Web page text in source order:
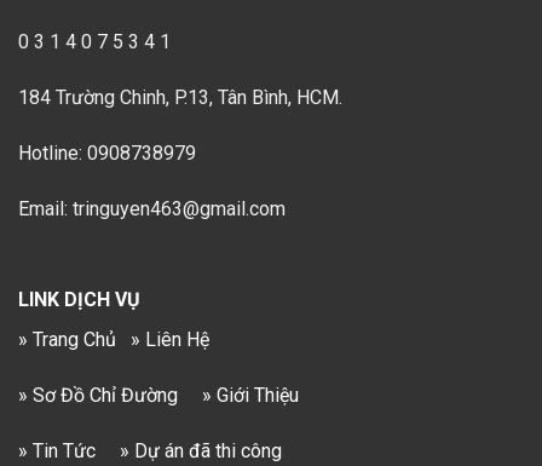
0 3 1 4 0 7 5 3 4 1
184 Trường Chinh, P.13, Tân Bình, HCM.
Hotline: 0908738979
Email: tringuyen463@gmail.com
LINK DỊCH VỤ
» Trang Chủ
» Liên Hệ
» Sơ Đồ Chỉ Đường » Giới Thiệu
» Tin Tức » Dự án đã thi công